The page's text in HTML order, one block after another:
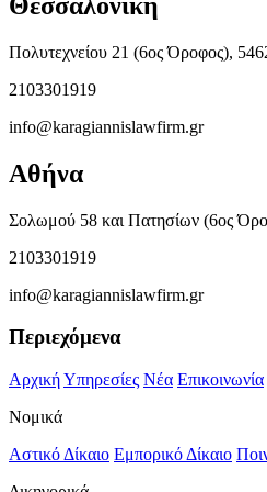
Πολυτεχνείου 21 (6ος Όροφος),
2103301919
info@karagiannislawfirm.gr
Αθήνα
Σολωμού 58 και Πατησίων (6ος
2103301919
info@karagiannislawfirm.gr
Περιεχόμενα
ΑρχικήΥπηρεσίες Νέα Επικοινωνία
Νομικά
Αστικό Δίκαιο Εμπορικό Δίκαιο